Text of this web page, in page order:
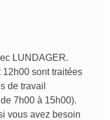
LUNDAGER.
12h00 sont traitées
de travail
7h00 à 15h00).
vous avez besoin